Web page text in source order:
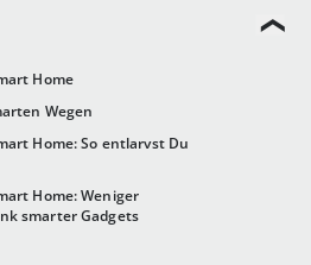
Home
Wegen
Home: So entlarvst Du
Home: Weniger
smarter Gadgets